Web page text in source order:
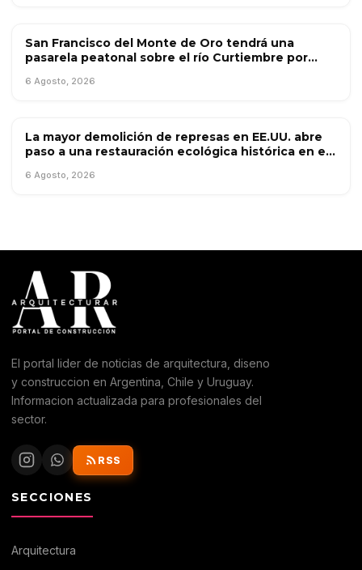
OBRA PÚBLICA
San Francisco del Monte de Oro tendrá una
pasarela peatonal sobre el río Curtiembre por
6 Agosto, 2026
OBRA PÚBLICA
La mayor demolición de represas en EE.UU. abre
paso a una restauración ecológica histórica en el
6 Agosto, 2026
El portal lider de noticias de arquitectura, diseno
y construccion en Argentina, Chile y Uruguay.
Informacion actualizada para profesionales del
sector.
RSS
SECCIONES
Arquitectura